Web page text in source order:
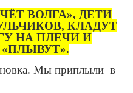
ВОЛГА», ДЕТИ
КЛАДУТ
НА ПЛЕЧИ И
Мы приплыли в